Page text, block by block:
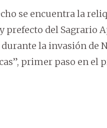
se encuentra la
del Sagrario
la invasión de
primer paso en el